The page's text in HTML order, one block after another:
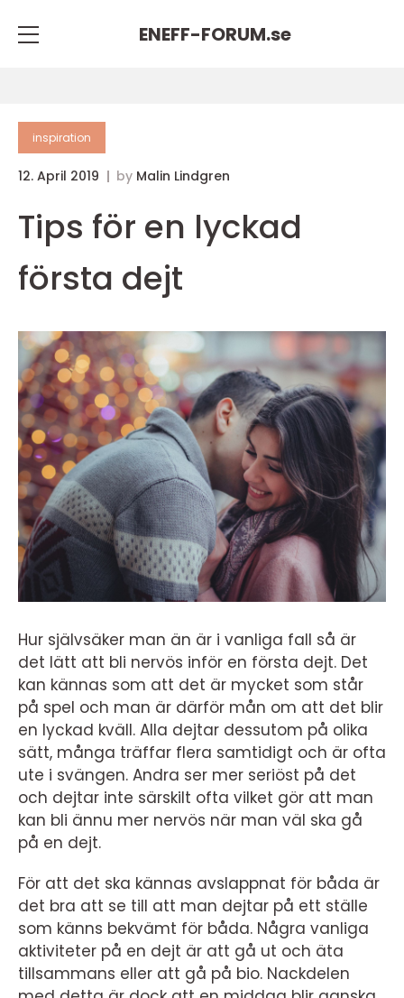
ENEFF-FORUM.se
inspiration
12. April 2019 by Malin Lindgren
Tips för en lyckad
första dejt
Hur självsäker man än är i vanliga fall så är
det lätt att bli nervös inför en första dejt. Det
kan kännas som att det är mycket som står
på spel och man är därför mån om att det blir
en lyckad kväll. Alla dejtar dessutom på olika
sätt, många träffar flera samtidigt och är ofta
ute i svängen. Andra ser mer seriöst på det
och dejtar inte särskilt ofta vilket gör att man
kan bli ännu mer nervös när man väl ska gå
på en dejt.
För att det ska kännas avslappnat för båda är
det bra att se till att man dejtar på ett ställe
som känns bekvämt för båda. Några vanliga
aktiviteter på en dejt är att gå ut och äta
tillsammans eller att gå på bio. Nackdelen